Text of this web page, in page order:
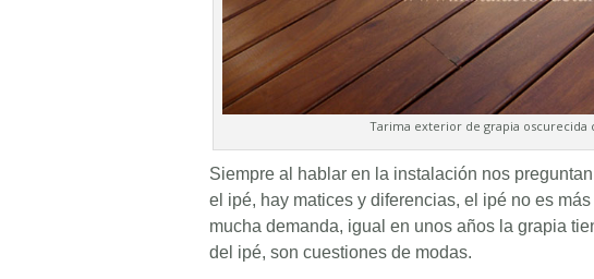
Tarima exterior de grapia oscurecida
Siempre al hablar en la instalación nos
el ipé, hay matices y diferencias, el ipé no es
mucha demanda, igual en unos años la grapia
del ipé, son cuestiones de modas.